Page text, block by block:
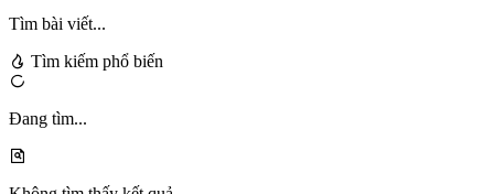
Tìm bài viết...
Tìm kiếm phổ biến
Đang tìm...